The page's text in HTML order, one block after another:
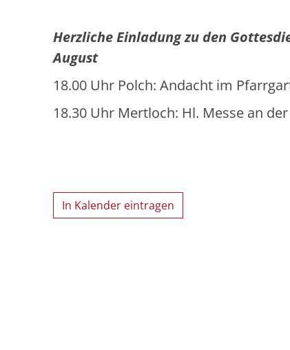
Herzliche Einladung zu den
August
18.00 Uhr Polch: Andacht im
18.30 Uhr Mertloch: Hl. Messe an
In Kalender eintragen